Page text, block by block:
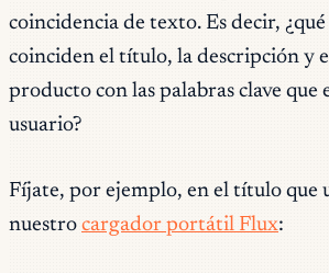
coincidencia de texto. Es decir,
coinciden el título, la descripción y
producto con las palabras clave que
usuario?
Fíjate, por ejemplo, en el título que
nuestro cargador portátil Flux: